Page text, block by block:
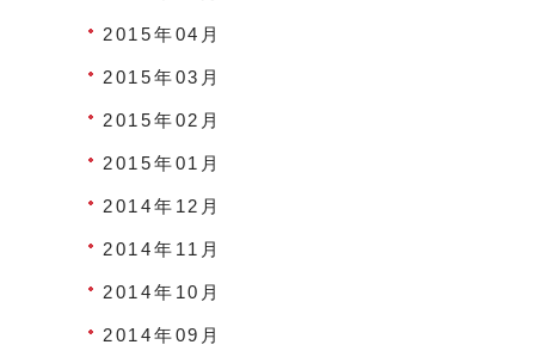
2015年04月
2015年03月
2015年02月
2015年01月
2014年12月
2014年11月
2014年10月
2014年09月